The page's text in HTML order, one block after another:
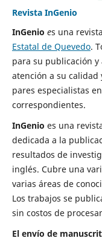
Revista InGenio
InGenio es una
Estatal de Quevedo.
para su publicación
atención a su calidad
pares especialistas
correspondientes.
InGenio es una
dedicada a la
resultados de
inglés. Cubre una
varias áreas de
Los trabajos se
sin costos de
El envío de